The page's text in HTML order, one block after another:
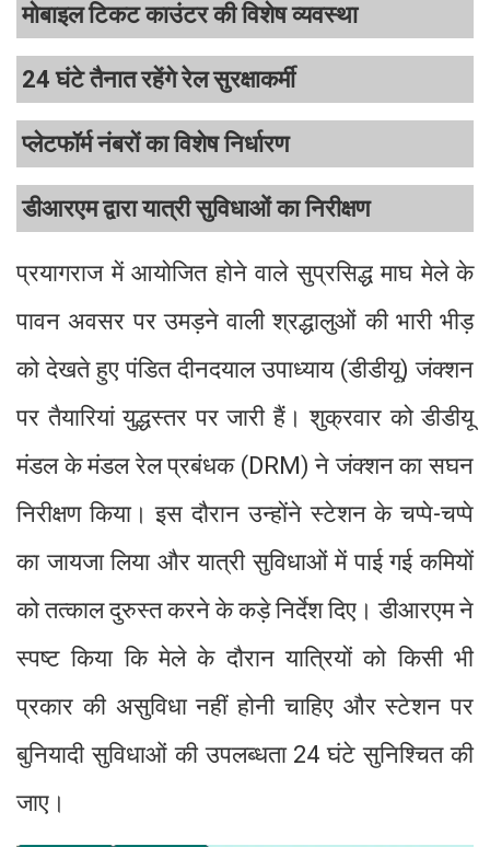
मोबाइल टिकट काउंटर की विशेष व्यवस्था
24 घंटे तैनात रहेंगे रेल सुरक्षाकर्मी
प्लेटफॉर्म नंबरों का विशेष निर्धारण
डीआरएम द्वारा यात्री सुविधाओं का निरीक्षण
प्रयागराज में आयोजित होने वाले सुप्रसिद्ध माघ मेले के
पावन अवसर पर उमड़ने वाली श्रद्धालुओं की भारी भीड़
को देखते हुए पंडित दीनदयाल उपाध्याय (डीडीयू) जंक्शन
पर तैयारियां युद्धस्तर पर जारी हैं। शुक्रवार को डीडीयू
मंडल के मंडल रेल प्रबंधक (DRM) ने जंक्शन का सघन
निरीक्षण किया। इस दौरान उन्होंने स्टेशन के चप्पे-चप्पे
का जायजा लिया और यात्री सुविधाओं में पाई गई कमियों
को तत्काल दुरुस्त करने के कड़े निर्देश दिए। डीआरएम ने
स्पष्ट किया कि मेले के दौरान यात्रियों को किसी भी
प्रकार की असुविधा नहीं होनी चाहिए और स्टेशन पर
बुनियादी सुविधाओं की उपलब्धता 24 घंटे सुनिश्चित की
जाए।